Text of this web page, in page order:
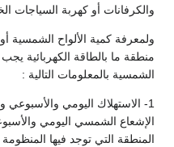
والكرفانات أو كهربة السياجات
ولمعرفة كمية الألواح الشمسية
منطقة ما بالطاقة الكهربائية
الشمسية بالمعلومات التالية :
الإشعاع الشمسي اليومي